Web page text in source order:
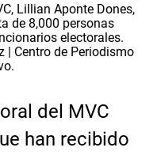
Lillian Aponte Dones,
de 8,000 personas
electorales.
| Centro de Periodismo
del MVC
han recibido